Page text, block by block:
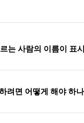
는 사람의 이름이 표
려면 어떻게 해야 하